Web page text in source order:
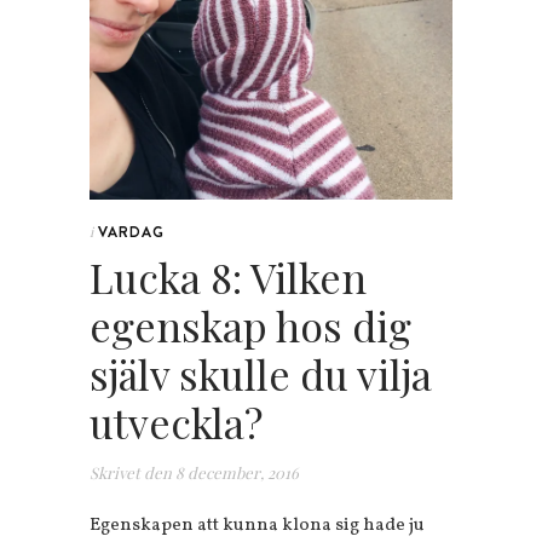
i VARDAG
Lucka 8: Vilken
egenskap hos dig
själv skulle du vilja
utveckla?
Skrivet den 8 december, 2016
Egenskapen att kunna klona sig hade ju